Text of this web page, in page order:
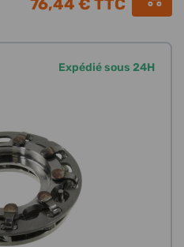
76,44 € TTC
Expédié sous 24H